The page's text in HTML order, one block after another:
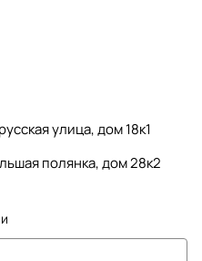
улица, дом 18к1
полянка, дом 28к2